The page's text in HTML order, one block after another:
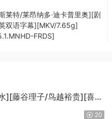
特/莱昂纳多·迪卡普里奥][剧
双语字幕][MKV/7.65g]
FRDS]
][藤谷理子/鸟越裕贵][喜
20